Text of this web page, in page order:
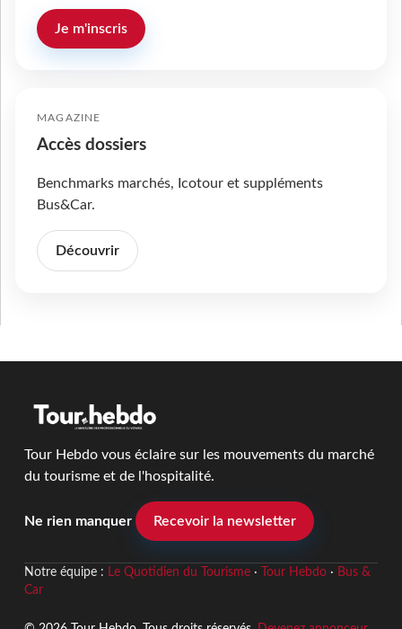
Je m'inscris
MAGAZINE
Accès dossiers
Benchmarks marchés, Icotour et suppléments
Bus&Car.
Découvrir
Tour Hebdo vous éclaire sur les mouvements du marché
du tourisme et de l'hospitalité.
Ne rien manquer Recevoir la newsletter
Notre équipe : Le Quotidien du Tourisme· Tour Hebdo· Bus &
Car